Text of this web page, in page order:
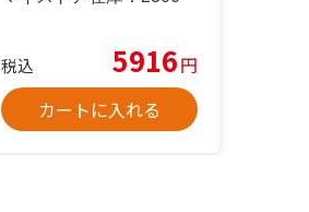
税込 5916円
カートに入れる